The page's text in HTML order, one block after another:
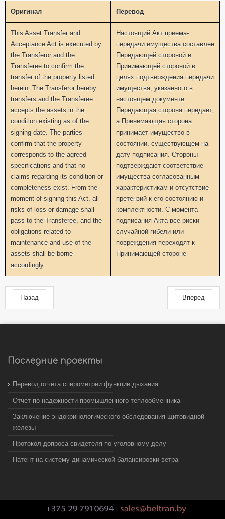
Оригинал Перевод
This Asset Transfer and
Acceptance Act is executed by
the Transferor and the
Transferee to confirm the
transfer of the property listed
herein. The Transferor hereby
transfers and the Transferee
accepts the assets in the
condition existing as of the
signing date. The parties
confirm that the property
corresponds to the agreed
specifications and that no
claims regarding its condition or
completeness exist. From the
moment of signing this Act, all
risks of loss or damage shall
pass to the Transferee, and the
obligations related to
maintenance and use of the
assets shall be borne
accordingly
Настоящий Акт приема-
передачи имущества составлен
Передающей стороной и
Принимающей стороной в
целях подтверждения передачи
имущества, указанного в
настоящем документе.
Передающая сторона передает,
а Принимающая сторона
принимает имущество в
состоянии, существующем на
дату подписания. Стороны
подтверждают соответствие
имущества согласованным
характеристикам и отсутствие
претензий к его состоянию и
комплектности. С момента
подписания Акта все риски
случайной гибели или
повреждения переходят к
Принимающей стороне
Назад Вперед
Последние проекты
Перевод отчёта спирометрии функции дыхания
Отчет по надежности промышленного теплообменника
Заключение эндокринологического обследования щитовидной
железы
Протокол допроса свидетеля по уголовному делу
Патент на систему динамической балансировки ветра